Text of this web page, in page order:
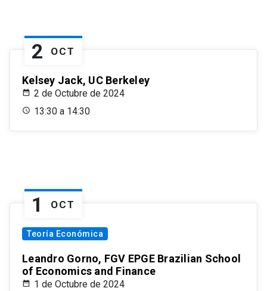
2 OCT
Kelsey Jack, UC Berkeley
2 de Octubre de 2024
13:30 a 14:30
1 OCT
Teoría Económica
Leandro Gorno, FGV EPGE Brazilian School
of Economics and Finance
1 de Octubre de 2024